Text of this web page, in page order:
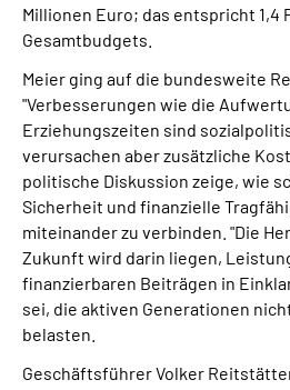
Millionen Euro; das entspricht 1,4
Gesamtbudgets.
Meier ging auf die bundesweite
"Verbesserungen wie die
Erziehungszeiten sind
verursachen aber zusätzliche
politische Diskussion zeige, wie
Sicherheit und finanzielle
miteinander zu verbinden. "Die
Zukunft wird darin liegen,
finanzierbaren Beiträgen in
sei, die aktiven Generationen
belasten.
Geschäftsführer Volker